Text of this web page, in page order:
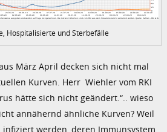
Hospitalisierte und Sterbefälle
März April decken sich nicht mal
Kurven. Herr Wiehler vom RKI
hätte sich nicht geändert.“.. wieso
annähernd ähnliche Kurven? Weil
werden, deren Immunsystem